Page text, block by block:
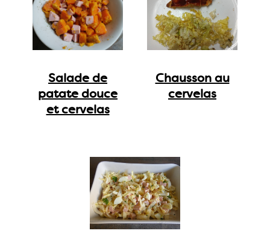
Salade de
patate douce
et cervelas
Chausson au
cervelas